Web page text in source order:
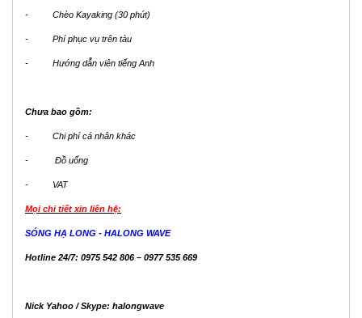
- Chèo Kayaking (30 phút)
- Phí phục vụ trên tàu
- Hướng dẫn viên tiếng Anh
Chưa bao gồm:
- Chi phí cá nhân khác
- Đồ uống
- VAT
Mọi chi tiết xin liên hệ:
SÓNG HẠ LONG - HALONG WAVE
Hotline 24/7: 0975 542 806 – 0977 535 669
Nick Yahoo / Skype: halongwave